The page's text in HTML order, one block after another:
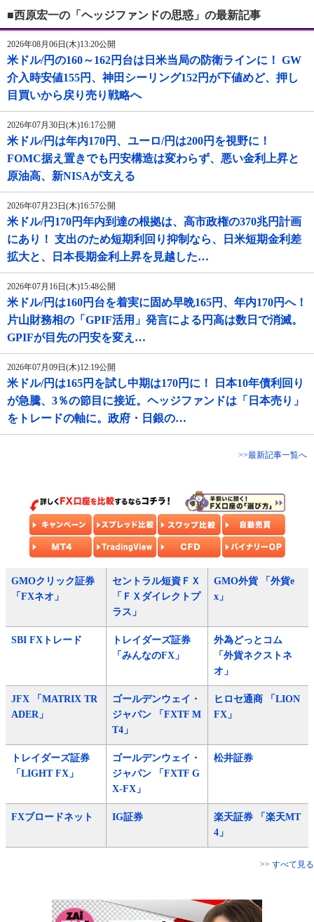
■西原宏一の「ヘッジファンドの思惑」の最新記事
2026年08月06日(木)13:20公開
米ドル/円の160～162円台は日米当局の防衛ラインに！ GW
介入時安値155円、神田シーリング152円が下値めど、押し
目買いから戻り売り戦略へ
2026年07月30日(木)16:17公開
米ドル/円は年内170円、ユーロ/円は200円を視野に！
FOMC据え置きでも円安構造は変わらず、悪い金利上昇と
原油高、新NISAが支える
2026年07月23日(木)16:57公開
米ドル/円170円年内到達の根拠は、高市政権の370兆円計画
にあり！ 支出のため短期利回り抑制なら、日米短期金利差
拡大と、日本長期金利上昇を見越した…
2026年07月16日(木)15:48公開
米ドル/円は160円台を着実に固め早晩165円、年内170円へ！
片山財務相の「GPIF活用」発言による円高は数日で消滅。
GPIFが目先の円安を変え…
2026年07月09日(木)12:19公開
米ドル/円は165円を試し中期は170円に！ 日本10年債利回り
が急騰、3％の節目に接近。ヘッジファンドは「日本売り」
をトレードの軸に。政府・日銀の…
>>最新記事一覧へ
GMOクリック証券
「FXネオ」
セントラル短資ＦＸ
「ＦＸダイレクトプ
ラス」
GMO外貨 「外貨e
x」
SBI FXトレード
トレイダーズ証券
「みんなのFX」
外為どっとコム
「外貨ネクストネ
オ」
JFX 「MATRIX TR
ADER」
ゴールデンウェイ・
ジャパン 「FXTF M
T4」
ヒロセ通商 「LION
FX」
トレイダーズ証券
「LIGHT FX」
ゴールデンウェイ・
ジャパン 「FXTF G
X-FX」
松井証券
FXブロードネット IG証券
楽天証券 「楽天MT
4」
>> すべて見る